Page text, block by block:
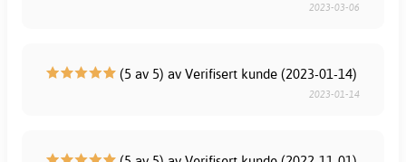
2023-03-06
(5 av 5) av Verifisert kunde (2023-01-14)
2023-01-14